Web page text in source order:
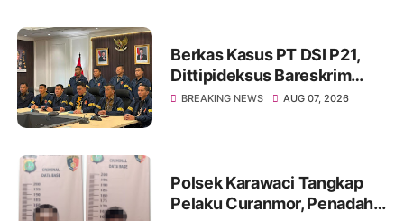
Berkas Kasus PT DSI P21,
Dittipideksus Bareskrim
Polri Selamatkan Ribuan
BREAKING NEWS AUG 07, 2026
Polsek Karawaci Tangkap
Pelaku Curanmor, Penadah